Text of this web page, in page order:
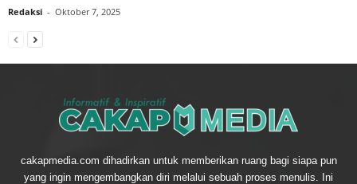
Redaksi - Oktober 7, 2025
cakapmedia.com dihadirkan untuk memberikan ruang bagi siapa pun
yang ingin mengembangkan diri melalui sebuah proses menulis. Ini